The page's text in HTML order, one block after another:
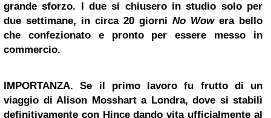
grande sforzo. I due si chiusero in studio solo per
due settimane, in circa 20 giorni No Wowera bello
che confezionato e pronto per essere messo in
commercio.
IMPORTANZA. Se il primo lavoro fu frutto di un
viaggio di Alison Mosshart a Londra, dove si stabilì
definitivamente con Hince dando vita ufficialmente al